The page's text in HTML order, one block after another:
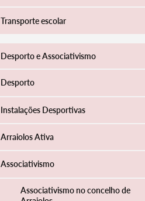
Transporte escolar
Desporto e Associativismo
Desporto
Instalações Desportivas
Arraiolos Ativa
Associativismo
Associativismo no concelho de